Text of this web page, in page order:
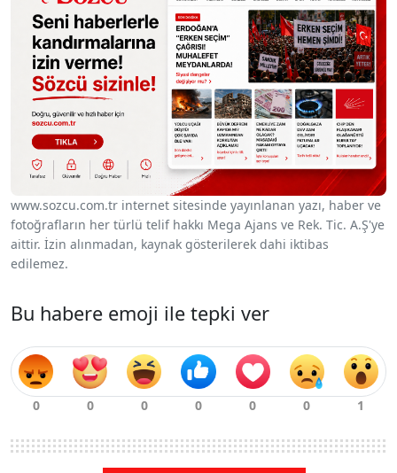
www.sozcu.com.tr internet sitesinde yayınlanan yazı, haber ve
fotoğrafların her türlü telif hakkı Mega Ajans ve Rek. Tic. A.Ş'ye
aittir. İzin alınmadan, kaynak gösterilerek dahi iktibas
edilemez.
Bu habere emoji ile tepki ver